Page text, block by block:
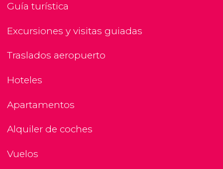
Guía turística
Excursiones y visitas guiadas
Traslados aeropuerto
Hoteles
Apartamentos
Alquiler de coches
Vuelos